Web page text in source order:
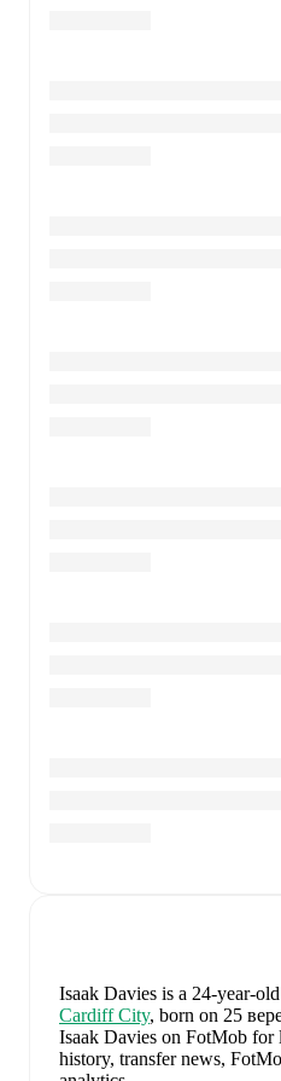
Isaak Davies is a 24-year-
Cardiff City, born on 25
Isaak Davies on FotMob for
history, transfer news,